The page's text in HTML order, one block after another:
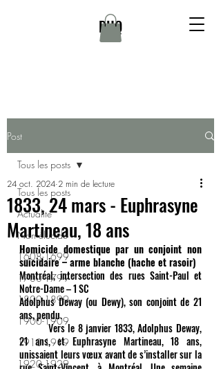
DHQ
Post
Tous les posts
Actualité
Non élucidé
1608-1699
1700-1799
1800-1899
1900-1909
1910-1919
1920-1929
Tous les posts
1833, 24 mars - Euphrasyne
Martineau, 18 ans
24 oct. 2024 2 min de lecture
Homicide domestique par un conjoint non
suicidaire – arme blanche (hache et rasoir)
Montréal, intersection des rues Saint-Paul et
Notre-Dame – 1 SC
Adolphus Deway (ou Dewy), son conjoint de 21
ans, pendu.
	Vers le 8 janvier 1833, Adolphus Deway,
21 ans, et Euphrasyne Martineau, 18 ans,
unissaient leurs vœux avant de s’installer sur la